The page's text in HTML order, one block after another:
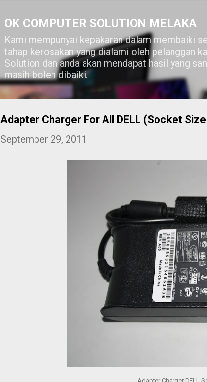
OK COMPUTER SOLUTION MELAKA
Kami mempunyai kepakaran dalam membaiki
tahap kerosakan yang dialami oleh pelanggan
Solution dan anda akan mendapat hasil yang
masih boleh dibaiki.
Adapter Charger For All DELL (Socket
September 29, 2011
Adapter Charger DELL